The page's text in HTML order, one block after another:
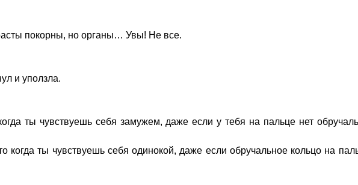
покорны, но органы… Увы! Не все.
и уползла.
ты чувствуешь себя замужем, даже если у тебя на пальце нет
когда ты чувствуешь себя одинокой, даже если обручальное кольцо на